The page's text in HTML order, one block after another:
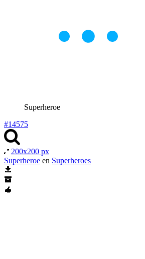
Superheroe
#14575
200x200 px
Superheroe en Superheroes